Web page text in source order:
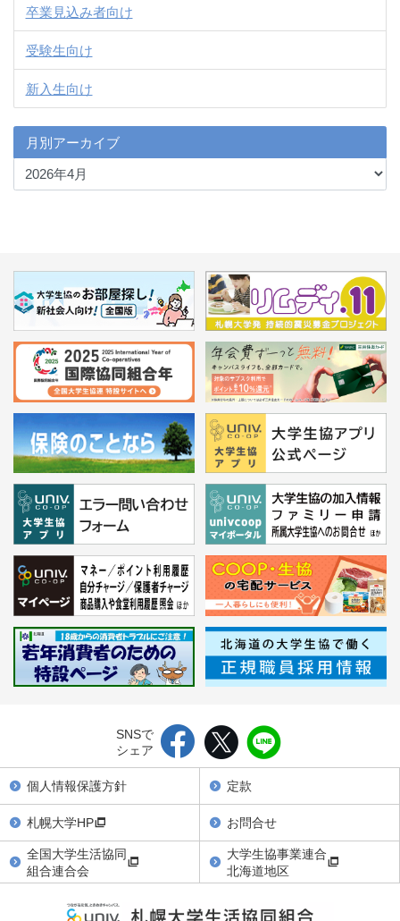
卒業見込み者向け
受験生向け
新入生向け
月別アーカイブ
SNSで
シェア
個人情報保護方針
定款
札幌大学HP
お問合せ
全国大学生活協同
組合連合会
大学生協事業連合
北海道地区